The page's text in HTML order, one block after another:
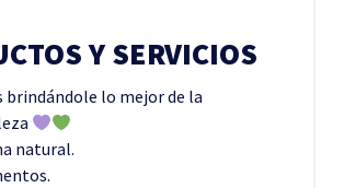
Y SERVICIOS
brindándole lo mejor de la
natural.